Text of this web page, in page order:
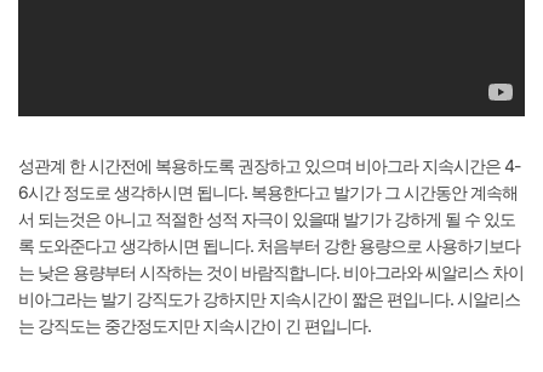
성관계 한 시간전에 복용하도록 권장하고 있으며 비아그라 지속시간은 4-
6시간 정도로 생각하시면 됩니다. 복용한다고 발기가 그 시간동안 계속해
서 되는것은 아니고 적절한 성적 자극이 있을때 발기가 강하게 될 수 있도
록 도와준다고 생각하시면 됩니다. 처음부터 강한 용량으로 사용하기보다
는 낮은 용량부터 시작하는 것이 바람직합니다. 비아그라와 씨알리스 차이
비아그라는 발기 강직도가 강하지만 지속시간이 짧은 편입니다. 시알리스
는 강직도는 중간정도지만 지속시간이 긴 편입니다.